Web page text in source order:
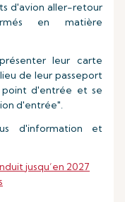
d'avion aller-retour
en matière
leur carte
de leur passeport
point d'entrée et se
d'entrée".
d'information et
jusqu’en 2027